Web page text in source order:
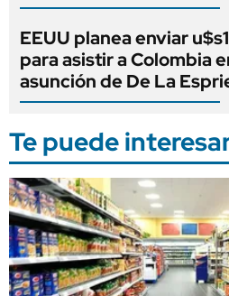
EEUU planea enviar
para asistir a Colombia
asunción de De La
Te puede